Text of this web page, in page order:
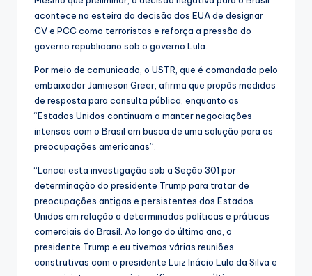
acontece na esteira da decisão dos EUA de designar
CV e PCC como terroristas e reforça a pressão do
governo republicano sob o governo Lula.
Por meio de comunicado, o USTR, que é comandado pelo
embaixador Jamieson Greer, afirma que propôs medidas
de resposta para consulta pública, enquanto os
“Estados Unidos continuam a manter negociações
intensas com o Brasil em busca de uma solução para as
preocupações americanas”.
“Lancei esta investigação sob a Seção 301 por
determinação do presidente Trump para tratar de
preocupações antigas e persistentes dos Estados
Unidos em relação a determinadas políticas e práticas
comerciais do Brasil. Ao longo do último ano, o
presidente Trump e eu tivemos várias reuniões
construtivas com o presidente Luiz Inácio Lula da Silva e